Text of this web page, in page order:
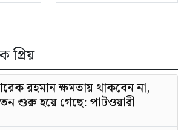
প্রিয়
রহমান ক্ষমতায় থাকবেন না,
শুরু হয়ে গেছে: পাটওয়ারী